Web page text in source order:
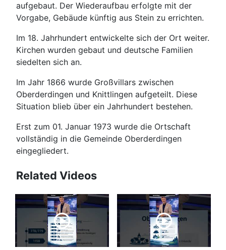
aufgebaut. Der Wiederaufbau erfolgte mit der
Vorgabe, Gebäude künftig aus Stein zu errichten.
Im 18. Jahrhundert entwickelte sich der Ort weiter.
Kirchen wurden gebaut und deutsche Familien
siedelten sich an.
Im Jahr 1866 wurde Großvillars zwischen
Oberderdingen und Knittlingen aufgeteilt. Diese
Situation blieb über ein Jahrhundert bestehen.
Erst zum 01. Januar 1973 wurde die Ortschaft
vollständig in die Gemeinde Oberderdingen
eingegliedert.
Related Videos